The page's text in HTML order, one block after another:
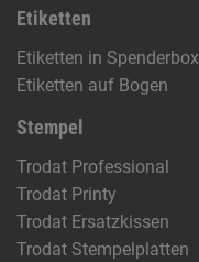
Etiketten
Etiketten in Spenderbox
Etiketten auf Bogen
Stempel
Trodat Professional
Trodat Printy
Trodat Ersatzkissen
Trodat Stempelplatten